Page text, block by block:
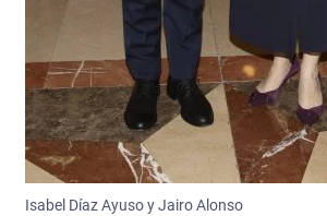
Isabel Díaz Ayuso y Jairo Alonso